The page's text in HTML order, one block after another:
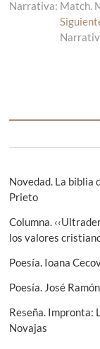
a
i
ó
n
d
e
e
n
t
r
n
e
i
:
Narrativa: Match.
Novedad. La biblia
Prieto
Columna.
los valores
Poesía. Ioana
Poesía. José
Reseña. Impronta:
Novajas